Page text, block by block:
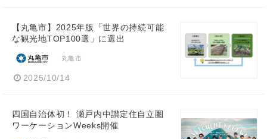
【丸亀市】2025年版「世界の持続可能
な観光地TOP100選」に選出
丸亀市
2025/10/14
四国自治体初！ 瀬戸内中讃定住自立圏
ワーケーションWeeks開催